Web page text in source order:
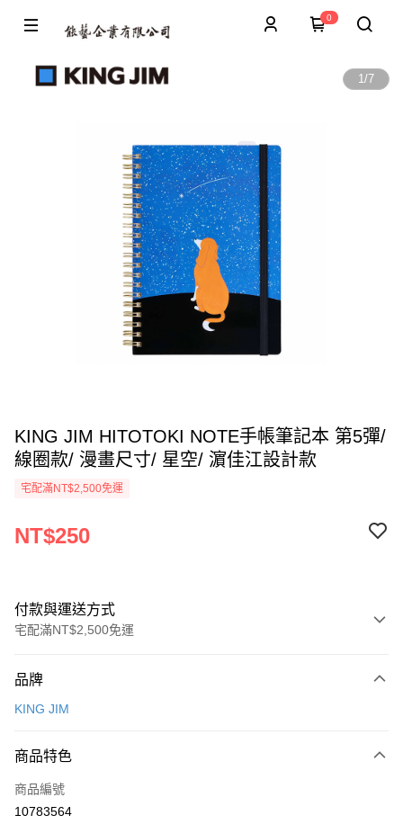
0
1/7
KING JIM HITOTOKI NOTE手帳筆記本 第5彈/
線圈款/ 漫畫尺寸/ 星空/ 濵佳江設計款
宅配滿NT$2,500免運
NT$250
付款與運送方式
宅配滿NT$2,500免運
信用卡一次付款
街口支付
悠遊付
品牌
KING JIM
商品特色
商品編號
10783564